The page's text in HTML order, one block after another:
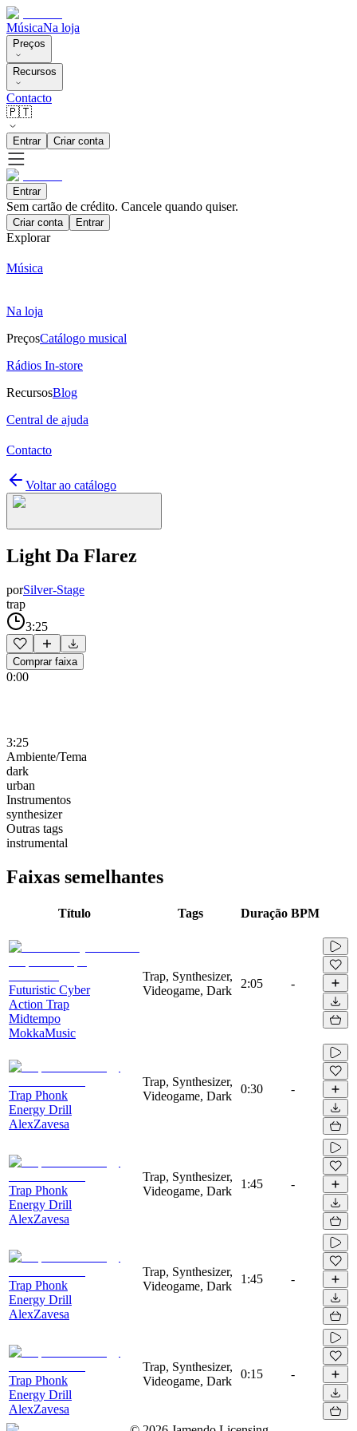
MúsicaNa loja
Preços
Recursos
Contacto
🇵🇹
Entrar Criar conta
Entrar
Sem cartão de crédito. Cancele quando quiser.
Criar conta Entrar
Explorar
Música
Na loja
PreçosCatálogo musical
Rádios In-store
RecursosBlog
Central de ajuda
Contacto
Voltar ao catálogo
Light Da Flarez
porSilver-Stage
trap
3:25
Comprar faixa
0:00
3:25
Ambiente/Tema
dark
urban
Instrumentos
synthesizer
Outras tags
instrumental
Faixas semelhantes
Título Tags Duração BPM
Futuristic Cyber
Action Trap
Midtempo
MokkaMusic
Trap, Synthesizer,
Videogame, Dark
2:05 -
Trap Phonk
Energy Drill
AlexZavesa
Trap, Synthesizer,
Videogame, Dark
0:30 -
Trap Phonk
Energy Drill
AlexZavesa
Trap, Synthesizer,
Videogame, Dark
1:45 -
Trap Phonk
Energy Drill
AlexZavesa
Trap, Synthesizer,
Videogame, Dark
1:45 -
Trap Phonk
Energy Drill
AlexZavesa
Trap, Synthesizer,
Videogame, Dark
0:15 -